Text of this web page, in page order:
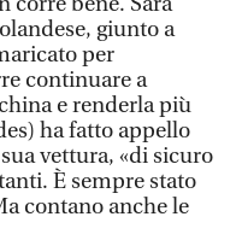
giunto a
per
continuare a
e renderla più
ha fatto appello
vettura, «di sicuro
È sempre stato
contano anche le